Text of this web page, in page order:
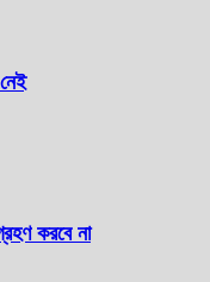
করবে না